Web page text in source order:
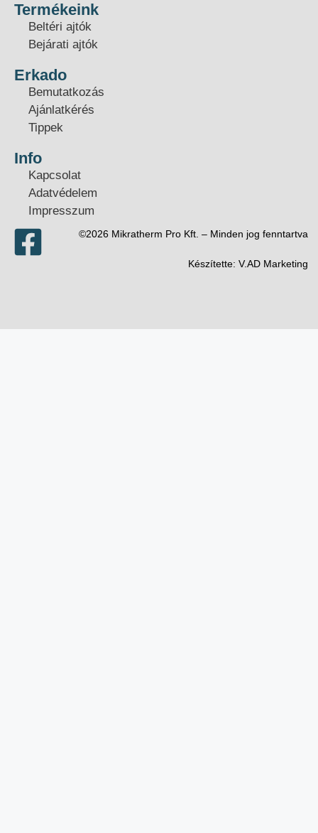
Termékeink
Beltéri ajtók
Bejárati ajtók
Erkado
Bemutatkozás
Ajánlatkérés
Tippek
Info
Kapcsolat
Adatvédelem
Impresszum
©2026 Mikratherm Pro Kft. – Minden jog fenntartva​
Készítette: V.AD Marketing